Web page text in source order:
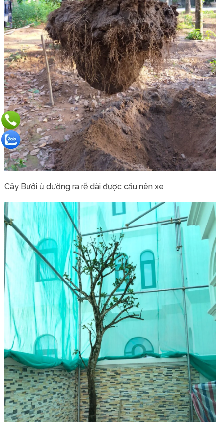
Cây Bưởi ủ dưỡng ra rễ dài được cẩu nên xe